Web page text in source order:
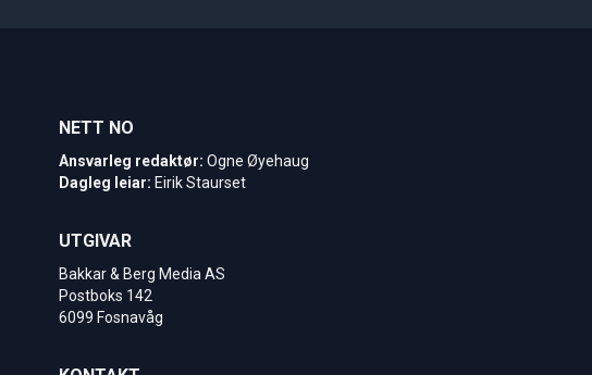
NETT NO
Ansvarleg redaktør: Ogne Øyehaug
Dagleg leiar: Eirik Staurset
UTGIVAR
Bakkar & Berg Media AS
Postboks 142
6099 Fosnavåg